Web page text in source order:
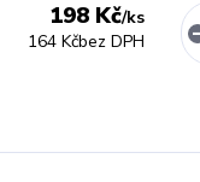
198 Kč/ks
164 Kčbez DPH